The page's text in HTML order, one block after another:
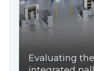
Evaluating